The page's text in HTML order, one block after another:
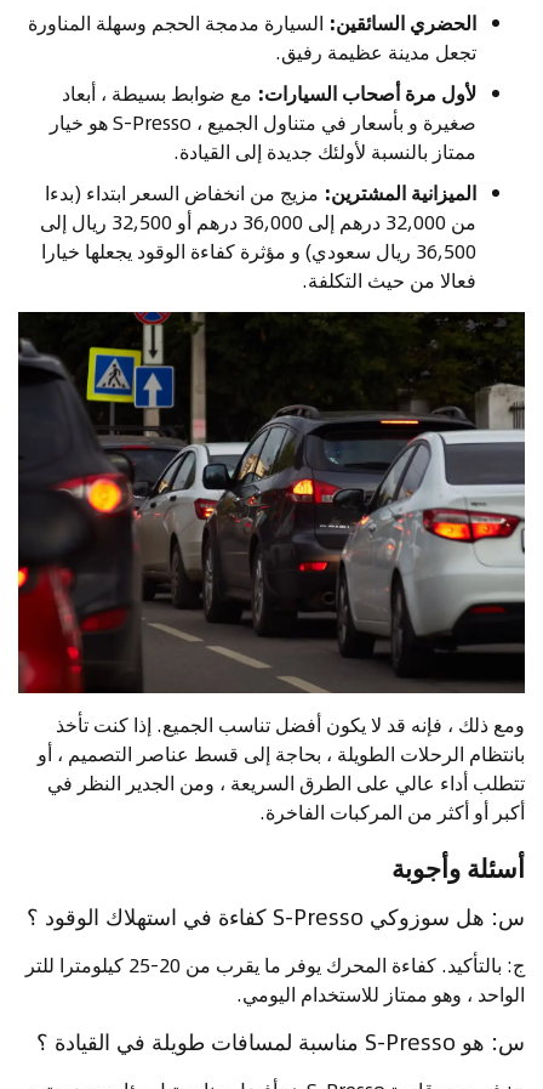
الحضري السائقين: السيارة مدمجة الحجم وسهلة المناورة
تجعل مدينة عظيمة رفيق.
لأول مرة أصحاب السيارات: مع ضوابط بسيطة ، أبعاد
صغيرة و بأسعار في متناول الجميع ، S-Presso هو خيار
ممتاز بالنسبة لأولئك جديدة إلى القيادة.
الميزانية المشترين: مزيج من انخفاض السعر ابتداء (بدءا
من 32,000 درهم إلى 36,000 درهم أو 32,500 ريال إلى
36,500 ريال سعودي) و مؤثرة كفاءة الوقود يجعلها خيارا
فعالا من حيث التكلفة.
ومع ذلك ، فإنه قد لا يكون أفضل تناسب الجميع. إذا كنت تأخذ
بانتظام الرحلات الطويلة ، بحاجة إلى قسط عناصر التصميم ، أو
تتطلب أداء عالي على الطرق السريعة ، ومن الجدير النظر في
أكبر أو أكثر من المركبات الفاخرة.
أسئلة وأجوبة
س: هل سوزوكي S-Presso كفاءة في استهلاك الوقود ؟
ج: بالتأكيد. كفاءة المحرك يوفر ما يقرب من 20-25 كيلومترا للتر
الواحد ، وهو ممتاز للاستخدام اليومي.
س: هو S-Presso مناسبة لمسافات طويلة في القيادة ؟